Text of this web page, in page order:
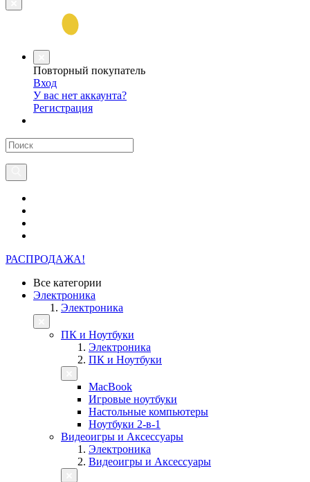
Повторный покупатель
Вход
У вас нет аккаунта?
Регистрация
РАСПРОДАЖА!
Все категории
Электроника
Электроника
ПК и Ноутбуки
Электроника
ПК и Ноутбуки
MacBook
Игровые ноутбуки
Настольные компьютеры
Ноутбуки 2-в-1
Видеоигры и Аксессуары
Электроника
Видеоигры и Аксессуары